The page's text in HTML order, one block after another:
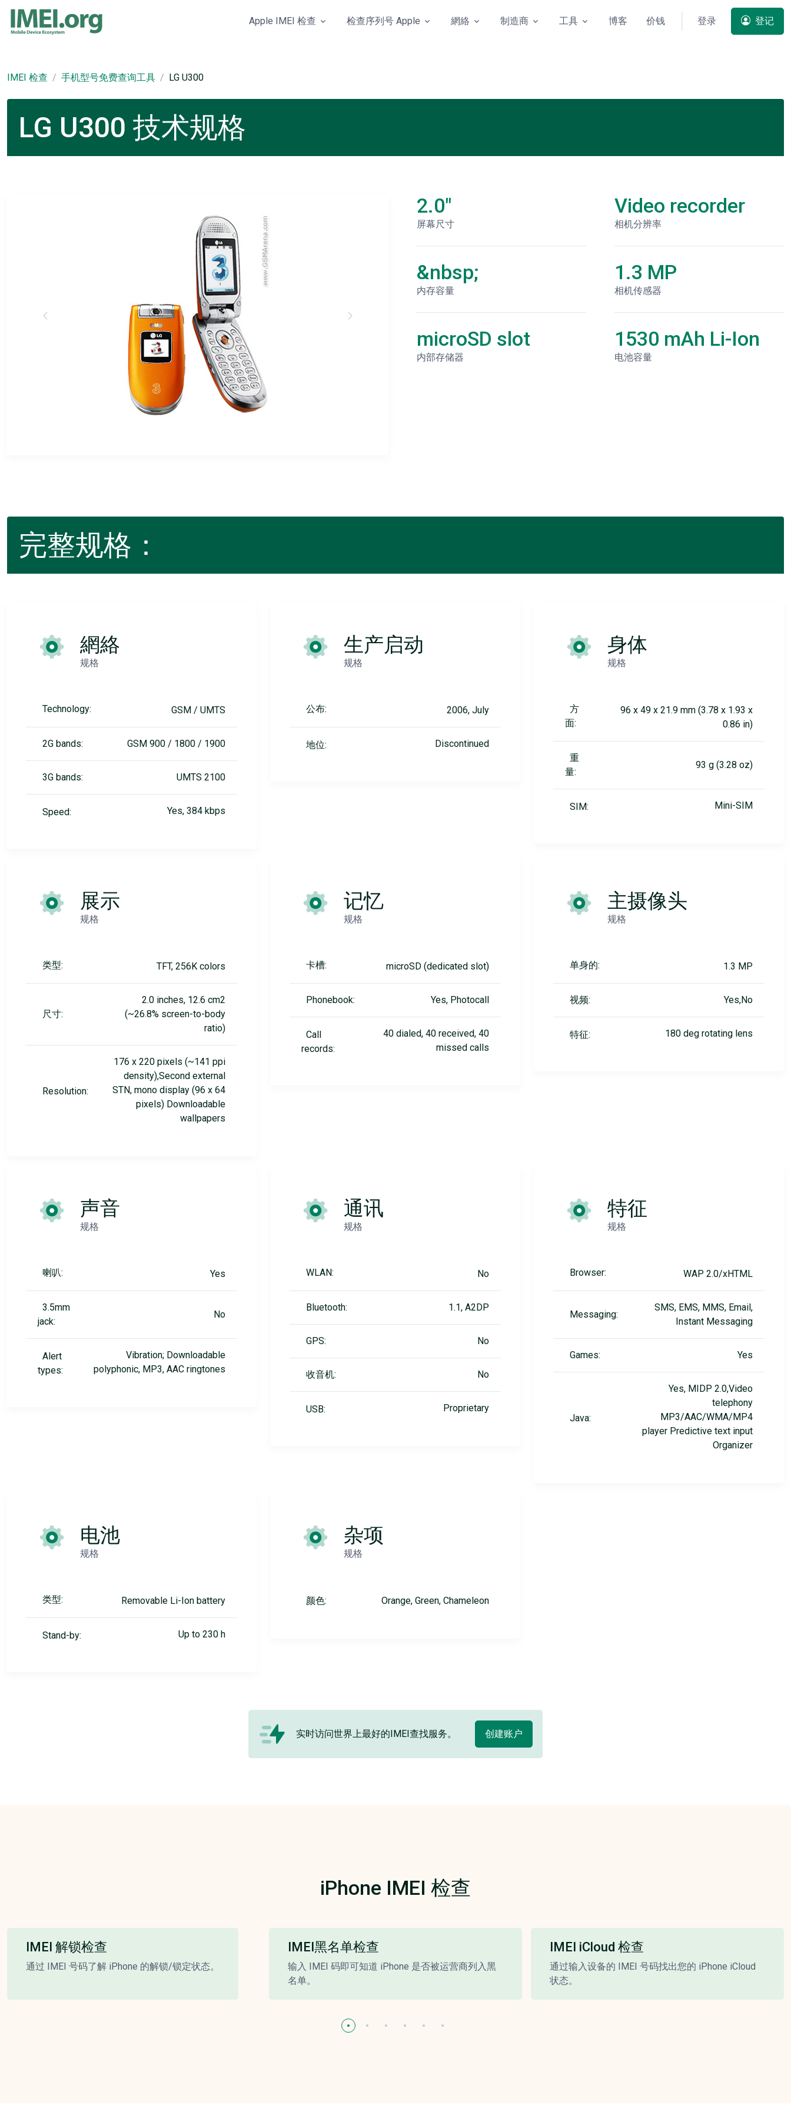
Apple IMEI 检查 检查序列号 Apple 網絡 制造商 工具 博客 价钱 登录 登记
IMEI 检查 手机型号免费查询工具 LG U300
LG U300 技术规格
2.0"
屏幕尺寸
&nbsp;
内存容量
microSD slot
内部存储器
Video recorder
相机分辨率
1.3 MP
相机传感器
1530 mAh Li-Ion
电池容量
完整规格：
網絡
规格
Technology: GSM / UMTS
2G bands: GSM 900 / 1800 / 1900
3G bands: UMTS 2100
Speed: Yes, 384 kbps
生产启动
规格
公布: 2006, July
地位: Discontinued
身体
规格
方
面:
96 x 49 x 21.9 mm (3.78 x 1.93 x
0.86 in)
重
量:
93 g (3.28 oz)
SIM: Mini-SIM
展示
规格
类型: TFT, 256K colors
尺寸:
2.0 inches, 12.6 cm2
(~26.8% screen-to-body
ratio)
Resolution:
176 x 220 pixels (~141 ppi
density),Second external
STN, mono display (96 x 64
pixels) Downloadable
wallpapers
记忆
规格
卡槽: microSD (dedicated slot)
Phonebook: Yes, Photocall
Call
records:
40 dialed, 40 received, 40
missed calls
主摄像头
规格
单身的: 1.3 MP
视频: Yes,No
特征: 180 deg rotating lens
声音
规格
喇叭: Yes
3.5mm
jack:
No
Alert
types:
Vibration; Downloadable
polyphonic, MP3, AAC ringtones
通讯
规格
WLAN: No
Bluetooth: 1.1, A2DP
GPS: No
收音机: No
USB: Proprietary
特征
规格
Browser: WAP 2.0/xHTML
Messaging:
SMS, EMS, MMS, Email,
Instant Messaging
Games: Yes
Java:
Yes, MIDP 2.0,Video
telephony
MP3/AAC/WMA/MP4
player Predictive text input
Organizer
电池
规格
类型: Removable Li-Ion battery
Stand-by: Up to 230 h
杂项
规格
颜色: Orange, Green, Chameleon
实时访问世界上最好的IMEI查找服务。 创建账户
iPhone IMEI 检查
IMEI 解锁检查
通过 IMEI 号码了解 iPhone 的解锁/锁定状态。
IMEI黑名单检查
输入 IMEI 码即可知道 iPhone 是否被运营商列入黑
名单。
IMEI iCloud 检查
通过输入设备的 IMEI 号码找出您的 iPhone iCloud
状态。